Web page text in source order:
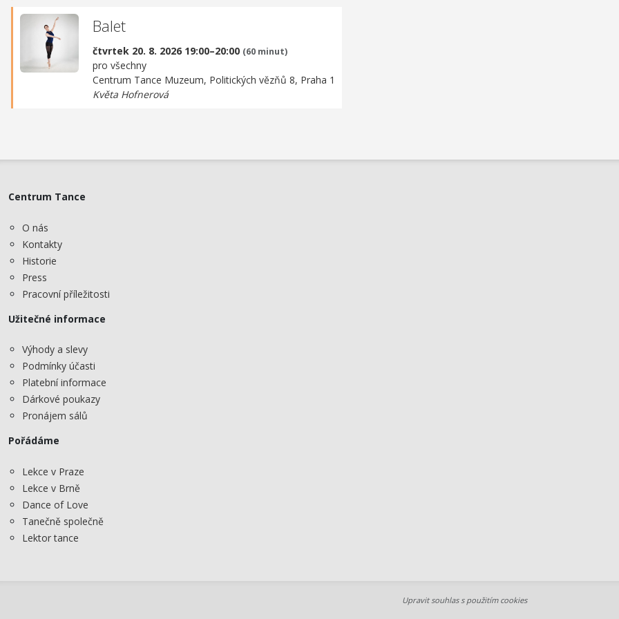
Balet
čtvrtek 20. 8. 2026 19:00–20:00 (60 minut)
pro všechny
Centrum Tance Muzeum, Politických vězňů 8, Praha 1
Květa Hofnerová
Centrum Tance
O nás
Kontakty
Historie
Press
Pracovní příležitosti
Užitečné informace
Výhody a slevy
Podmínky účasti
Platební informace
Dárkové poukazy
Pronájem sálů
Pořádáme
Lekce v Praze
Lekce v Brně
Dance of Love
Tanečně společně
Lektor tance
Upravit souhlas s použitím cookies